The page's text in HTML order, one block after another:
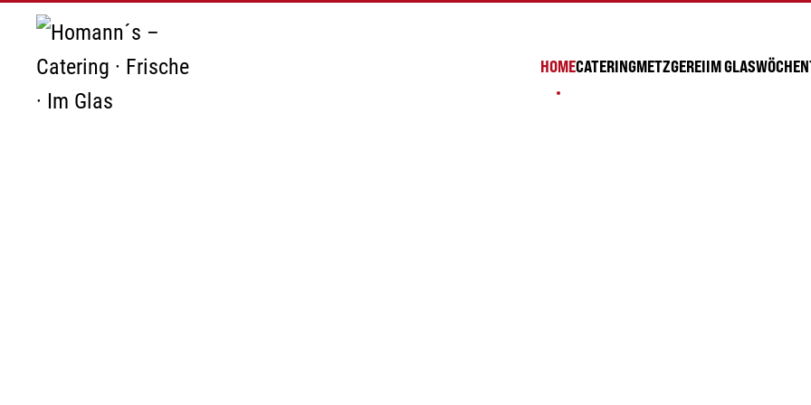
Zum Hauptinhalt springen
HOMECATERINGMETZGEREIIM GLAS